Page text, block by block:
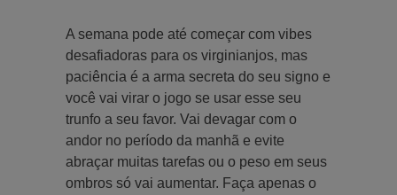
A semana pode até começar com vibes
desafiadoras para os virginianjos, mas
paciência é a arma secreta do seu signo e
você vai virar o jogo se usar esse seu
trunfo a seu favor. Vai devagar com o
andor no período da manhã e evite
abraçar muitas tarefas ou o peso em seus
ombros só vai aumentar. Faça apenas o